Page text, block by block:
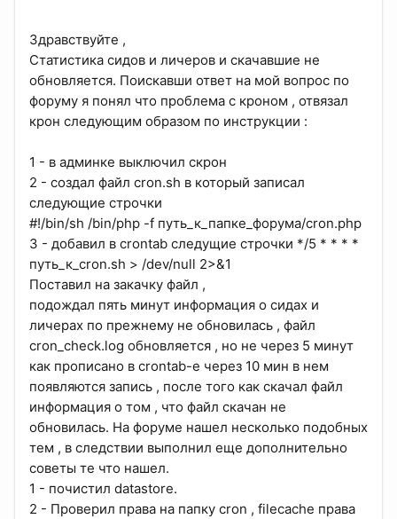
Здравствуйте ,
Статистика сидов и личеров и скачавшие не
обновляется. Поискавши ответ на мой вопрос по
форуму я понял что проблема с кроном , отвязал
крон следующим образом по инструкции :
1 - в админке выключил скрон
2 - создал файл cron.sh в который записал
следующие строчки
#!/bin/sh /bin/php -f путь_к_папке_форума/cron.php
3 - добавил в crontab следущие строчки */5 * * * *
путь_к_cron.sh > /dev/null 2>&1
Поставил на закачку файл ,
подождал пять минут информация о сидах и
личерах по прежнему не обновилась , файл
cron_check.log обновляется , но не через 5 минут
как прописано в crontab-e через 10 мин в нем
появляются запись , после того как скачал файл
информация о том , что файл скачан не
обновилась. На форуме нашел несколько подобных
тем , в следствии выполнил еще дополнительно
советы те что нашел.
1 - почистил datastore.
2 - Проверил права на папку cron , filecache права